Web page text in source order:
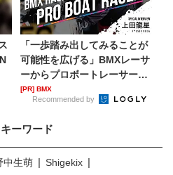
「一歩踏み出してみることが
可能性を広げる」BMXレーサ
ーからプロボートレーサー
へ...
[PR] BMX
Recommended by
ーワード
中生萌
Shigekix